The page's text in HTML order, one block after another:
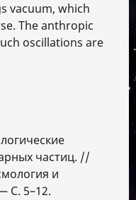
vacuum, which
The anthropic
oscillations are
частиц. //
и
С. 5–12.